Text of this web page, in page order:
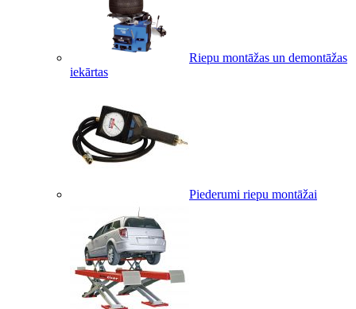
Riepu montāžas un demontāžas
iekārtas
Piederumi riepu montāžai